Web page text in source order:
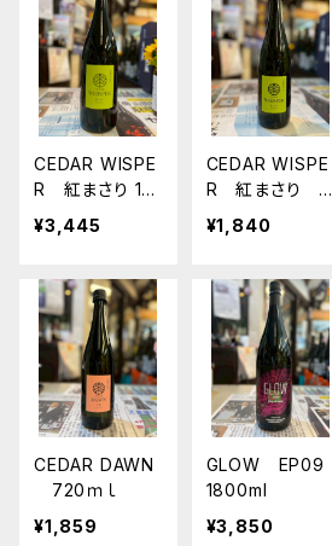
CEDAR WISPE
R 紅まさり 18
00ml
¥3,445
CEDAR WISPE
R 紅まさり 7
20ｍｌ
¥1,840
CEDAR DAWN
720ｍｌ
¥1,859
GLOW EP09
1800ml
¥3,850